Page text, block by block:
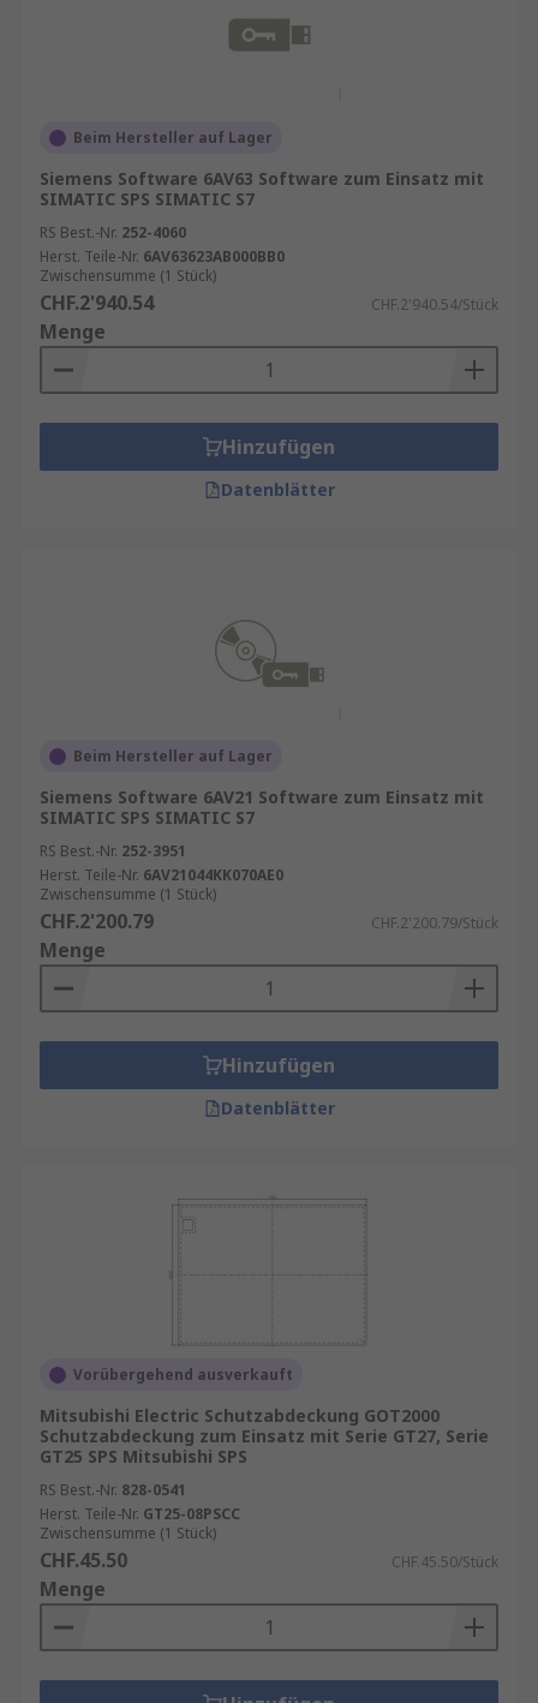
Beim Hersteller auf Lager
Siemens Software 6AV63 Software zum Einsatz mit
SIMATIC SPS SIMATIC S7
RS Best.-Nr. 252-4060
Herst. Teile-Nr. 6AV63623AB000BB0
Zwischensumme (1 Stück)
CHF.2'940.54 CHF.2'940.54/Stück
Menge
Hinzufügen
Datenblätter
Beim Hersteller auf Lager
Siemens Software 6AV21 Software zum Einsatz mit
SIMATIC SPS SIMATIC S7
RS Best.-Nr. 252-3951
Herst. Teile-Nr. 6AV21044KK070AE0
Zwischensumme (1 Stück)
CHF.2'200.79 CHF.2'200.79/Stück
Menge
Hinzufügen
Datenblätter
Vorübergehend ausverkauft
Mitsubishi Electric Schutzabdeckung GOT2000
Schutzabdeckung zum Einsatz mit Serie GT27, Serie
GT25 SPS Mitsubishi SPS
RS Best.-Nr. 828-0541
Herst. Teile-Nr. GT25-08PSCC
Zwischensumme (1 Stück)
CHF.45.50 CHF.45.50/Stück
Menge